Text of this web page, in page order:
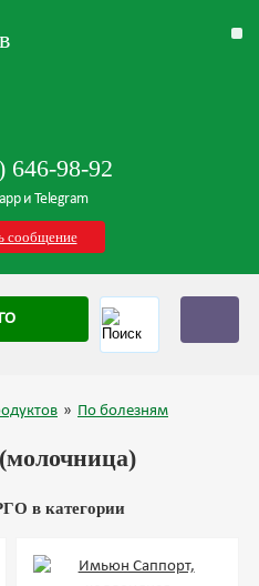
646-98-92
и Telegram
сообщение
» По болезням
в категории